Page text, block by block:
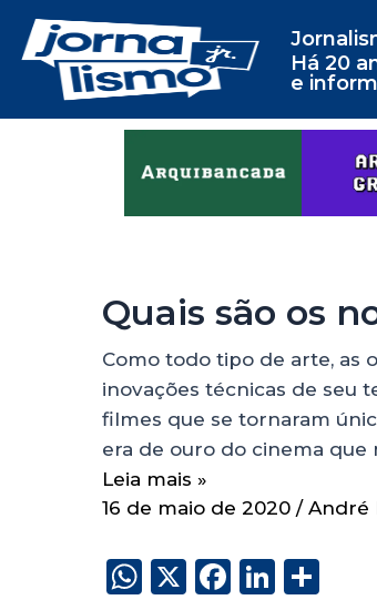
Há 20
e
Quais são os
Como todo tipo de arte, as
inovações técnicas de seu
filmes que se tornaram
era de ouro do cinema
Leia mais »
16 de maio de 2020 / André
W X
F
Li